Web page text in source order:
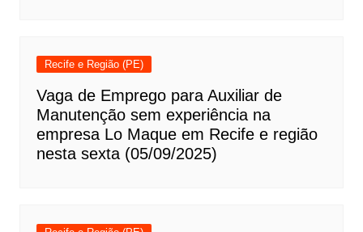
Recife e Região (PE)
Vaga de Emprego para Auxiliar de
Manutenção sem experiência na
empresa Lo Maque em Recife e região
nesta sexta (05/09/2025)